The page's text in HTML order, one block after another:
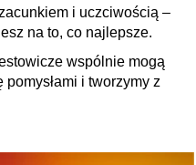
i uczciwością –
na to, co najlepsze.
wspólnie mogą
i tworzymy z